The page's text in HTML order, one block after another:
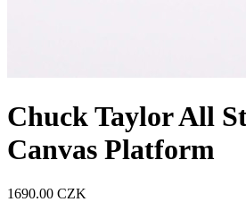
Chuck Taylor All
Canvas Platform
1690.00 CZK